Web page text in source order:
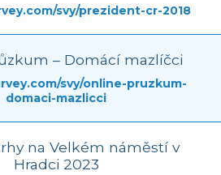
svy/prezident-cr-2018
– Domácí mazlíčci
svy/online-pruzkum-
domaci-mazlicci
na Velkém náměstí v
Hradci 2023